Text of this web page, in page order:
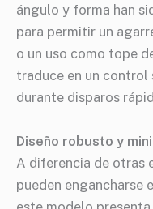
ángulo y forma han
para permitir un
o un uso como tope
traduce en un control
durante disparos
Diseño robusto y
A diferencia de otras
pueden engancharse